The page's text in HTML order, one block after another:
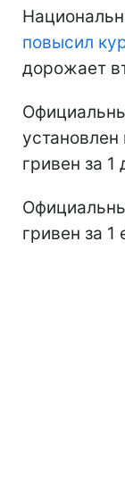
повысил
дорожает
установлен
гривен за 1
гривен за 1